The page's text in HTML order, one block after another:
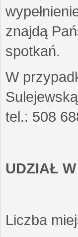
znajdą
spotkań.
W
tel.: 508
UDZIAŁ
Liczba